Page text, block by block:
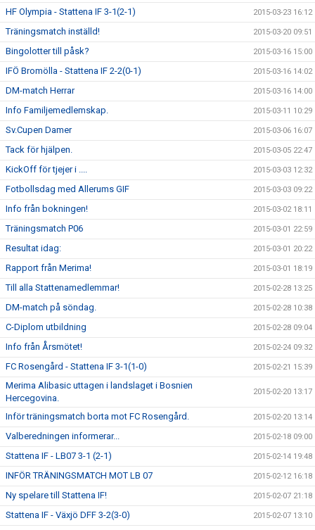
HF Olympia - Stattena IF 3-1(2-1) 2015-03-23 16:12
Träningsmatch inställd! 2015-03-20 09:51
Bingolotter till påsk? 2015-03-16 15:00
IFÖ Bromölla - Stattena IF 2-2(0-1) 2015-03-16 14:02
DM-match Herrar 2015-03-16 14:00
Info Familjemedlemskap. 2015-03-11 10:29
Sv.Cupen Damer 2015-03-06 16:07
Tack för hjälpen. 2015-03-05 22:47
KickOff för tjejer i .... 2015-03-03 12:32
Fotbollsdag med Allerums GIF 2015-03-03 09:22
Info från bokningen! 2015-03-02 18:11
Träningsmatch P06 2015-03-01 22:59
Resultat idag: 2015-03-01 20:22
Rapport från Merima! 2015-03-01 18:19
Till alla Stattenamedlemmar! 2015-02-28 13:25
DM-match på söndag. 2015-02-28 10:38
C-Diplom utbildning 2015-02-28 09:04
Info från Årsmötet! 2015-02-24 09:32
FC Rosengård - Stattena IF 3-1(1-0) 2015-02-21 15:39
Merima Alibasic uttagen i landslaget i Bosnien
Hercegovina.
2015-02-20 13:17
Inför träningsmatch borta mot FC Rosengård. 2015-02-20 13:14
Valberedningen informerar... 2015-02-18 09:00
Stattena IF - LB07 3-1 (2-1) 2015-02-14 19:48
INFÖR TRÄNINGSMATCH MOT LB 07 2015-02-12 16:18
Ny spelare till Stattena IF! 2015-02-07 21:18
Stattena IF - Växjö DFF 3-2(3-0) 2015-02-07 13:10